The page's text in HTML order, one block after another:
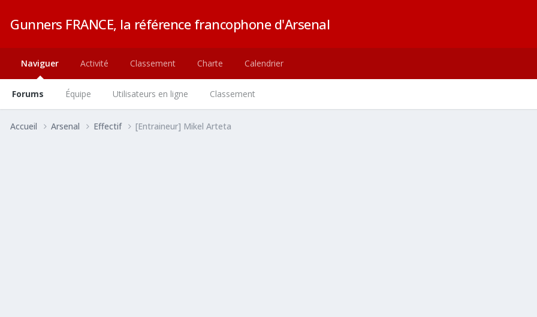
Gunners FRANCE, la référence francophone d'Arsenal
Naviguer
Forums Équipe Utilisateurs en ligne Classement
Activité Classement Charte Calendrier
Accueil Arsenal Effectif [Entraineur] Mikel Arteta